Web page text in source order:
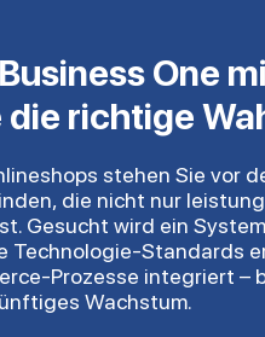
One
richtige
stehen Sie vor
die nicht nur
Gesucht wird ein
Technologie-Standards
Prozesse integriert –
Wachstum.